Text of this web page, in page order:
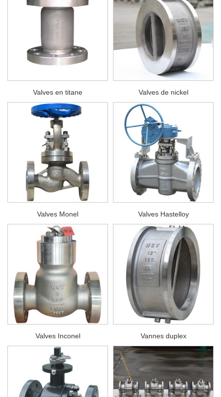
Valves en titane Valves de nickel
Valves Monel Valves Hastelloy
Valves Inconel Vannes duplex